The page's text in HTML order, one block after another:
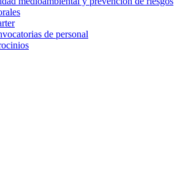
de personal